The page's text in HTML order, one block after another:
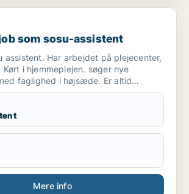
sosu-assistent
som sosu-assistent
assistent. Har arbejdet på plejecenter,
Kørt i hjemmeplejen. søger nye
faglighed i højsæde. Er altid
humør. Er et roligt og tålmodigt
Mere info